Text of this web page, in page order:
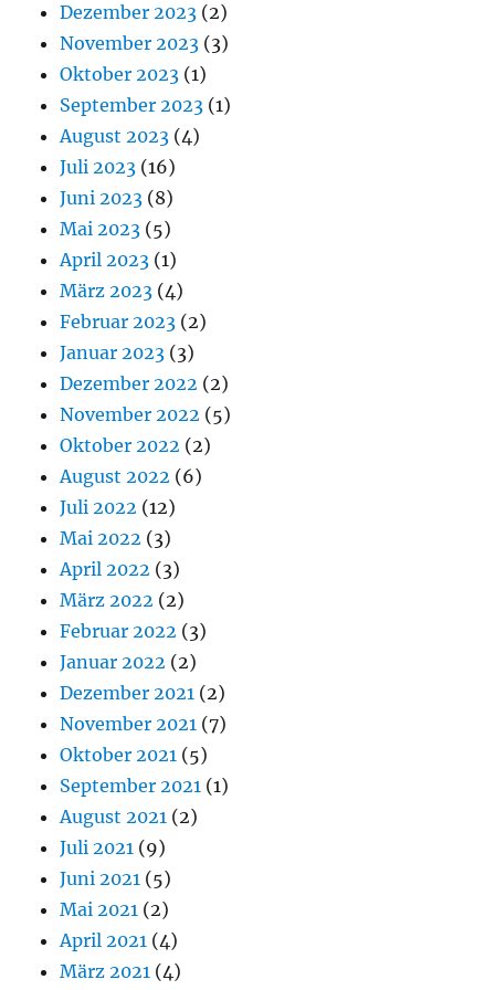
Dezember 2023 (2)
November 2023 (3)
Oktober 2023 (1)
September 2023 (1)
August 2023 (4)
Juli 2023 (16)
Juni 2023 (8)
Mai 2023 (5)
April 2023 (1)
März 2023 (4)
Februar 2023 (2)
Januar 2023 (3)
Dezember 2022 (2)
November 2022 (5)
Oktober 2022 (2)
August 2022 (6)
Juli 2022 (12)
Mai 2022 (3)
April 2022 (3)
März 2022 (2)
Februar 2022 (3)
Januar 2022 (2)
Dezember 2021 (2)
November 2021 (7)
Oktober 2021 (5)
September 2021 (1)
August 2021 (2)
Juli 2021 (9)
Juni 2021 (5)
Mai 2021 (2)
April 2021 (4)
März 2021 (4)